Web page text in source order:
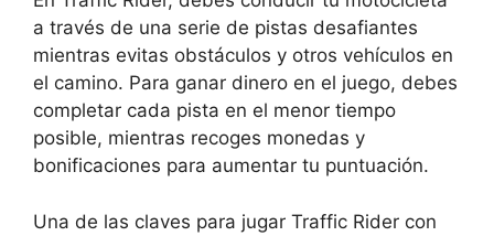
a través de una serie de pistas desafiantes
mientras evitas obstáculos y otros vehículos en
el camino. Para ganar dinero en el juego, debes
completar cada pista en el menor tiempo
posible, mientras recoges monedas y
bonificaciones para aumentar tu puntuación.
Una de las claves para jugar Traffic Rider con